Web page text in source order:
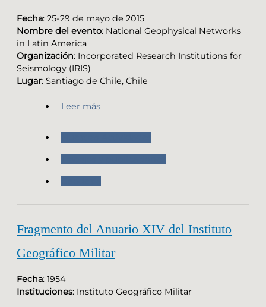
Fecha: 25-29 de mayo de 2015
Nombre del evento: National Geophysical Networks
in Latin America
Organización: Incorporated Research Institutions for
Seismology (IRIS)
Lugar: Santiago de Chile, Chile
Leer más
Fragmento del Anuario XIV del Instituto
Geográfico Militar
Fecha: 1954
Instituciones: Instituto Geográfico Militar